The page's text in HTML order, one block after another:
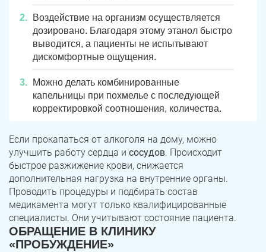
Воздействие на организм осуществляется
дозировано. Благодаря этому этанол быстро
выводится, а пациенты не испытывают
дискомфортные ощущения.
Можно делать комбинированные
капельницы при похмелье с последующей
корректировкой соотношения, количества.
Если прокапаться от алкоголя на дому, можно
улучшить работу сердца и сосудов. Происходит
быстрое разжижение крови, снижается
дополнительная нагрузка на внутренние органы.
Проводить процедуры и подбирать состав
медикамента могут только квалифицированные
специалисты. Они учитывают состояние пациента.
ОБРАЩЕНИЕ В КЛИНИКУ
«ПРОБУЖДЕНИЕ»